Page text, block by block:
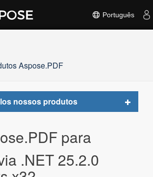
Português
Aspose.PDF
nossos produtos
Toggle
para
.NET 25.2.0